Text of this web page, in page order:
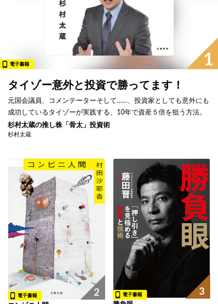
1
電子書籍
タイゾー意外と投資で勝ってます！
元国会議員、コメンテーターそして……、投資家としても意外にも
成功しているタイゾーが実践する、10年で資産５倍を狙う方法。
杉村太蔵の推し株「骨太」投資術
杉村太蔵
2
電子書籍 3
電子書籍